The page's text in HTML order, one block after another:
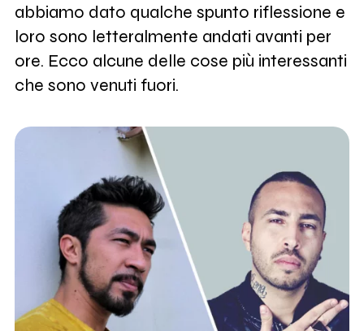
abbiamo dato qualche spunto riflessione e
loro sono letteralmente andati avanti per
ore. Ecco alcune delle cose più interessanti
che sono venuti fuori.